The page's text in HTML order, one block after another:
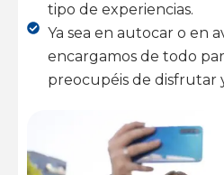
tipo de experiencias.
Ya sea en autocar o en
encargamos de todo
preocupéis de disfrutar